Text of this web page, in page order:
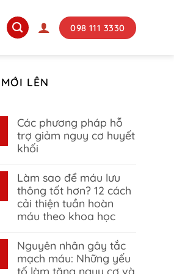
098 111 3330
LÊN
Các phương pháp hỗ
trợ giảm nguy cơ huyết
khối
on
Các
phương
pháp
hỗ
trợ
cơ
huyết
khối
Làm sao để máu lưu
thông tốt hơn? 12 cách
cải thiện tuần hoàn
máu theo khoa học
on
Làm
sao
để
Nguyên nhân gây tắc
mạch máu: Những yếu
tố làm tăng nguy cơ và